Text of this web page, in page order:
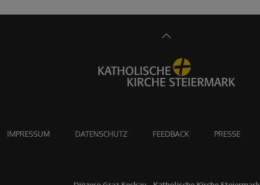
IMPRESSUM DATENSCHUTZ FEEDBACK PRESSE